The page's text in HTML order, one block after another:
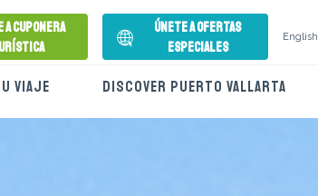
a Cuponera
Únete a Ofertas
Especiales
English
VIAJE DISCOVER PUERTO VALLARTA